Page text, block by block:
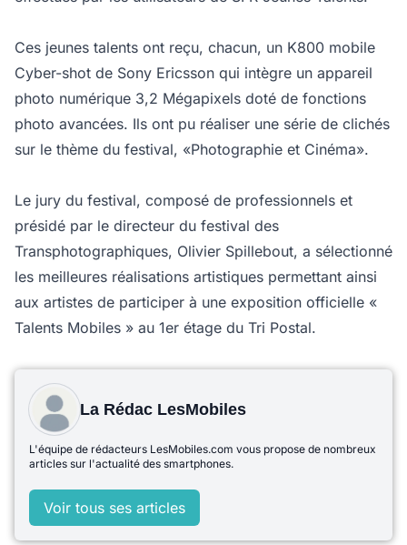
Ces jeunes talents ont reçu, chacun, un K800 mobile
Cyber-shot de Sony Ericsson qui intègre un appareil
photo numérique 3,2 Mégapixels doté de fonctions
photo avancées. Ils ont pu réaliser une série de clichés
sur le thème du festival, «Photographie et Cinéma».
Le jury du festival, composé de professionnels et
présidé par le directeur du festival des
Transphotographiques, Olivier Spillebout, a sélectionné
les meilleures réalisations artistiques permettant ainsi
aux artistes de participer à une exposition officielle «
Talents Mobiles » au 1er étage du Tri Postal.
La Rédac LesMobiles
L'équipe de rédacteurs LesMobiles.com vous propose de nombreux
articles sur l'actualité des smartphones.
Voir tous ses articles